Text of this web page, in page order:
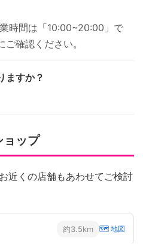
時間は「10:00~20:00」で
確認ください。
ますか？
ョップ
近くの店舗もあわせてご検討
約3.5km 🗺 地図